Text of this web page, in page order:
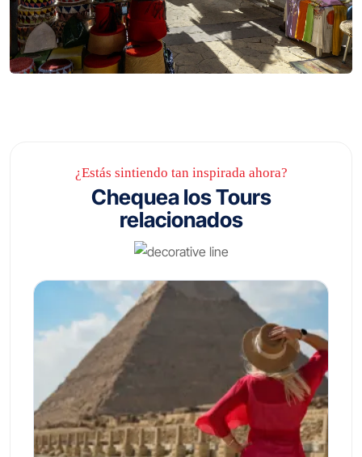
¿Estás sintiendo tan inspirada ahora?
Chequea los Tours
relacionados